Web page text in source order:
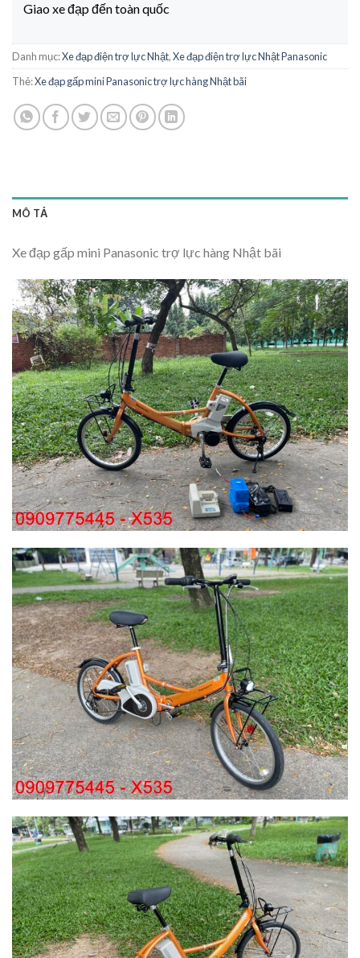
Giao xe đạp đến toàn quốc
Danh mục:Xe đạp điện trợ lực Nhật,Xe đạp điện trợ lực Nhật Panasonic
Thẻ:Xe đạp gấp mini Panasonic trợ lực hàng Nhật bãi
MÔ TẢ
Xe đạp gấp mini Panasonic trợ lực hàng Nhật bãi